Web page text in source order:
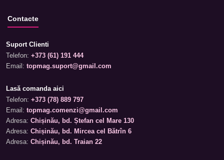
Contacte
Suport Clienti
Telefon: +373 (61) 191 444
Email: topmag.suport@gmail.com
Lasă comanda aici
Telefon: +373 (78) 889 797
Email: topmag.comenzi@gmail.com
Adresa: Chișinău, bd. Ștefan cel Mare 130
Adresa: Chișinău, bd. Mircea cel Bătrîn 6
Adresa: Chișinău, bd. Traian 22